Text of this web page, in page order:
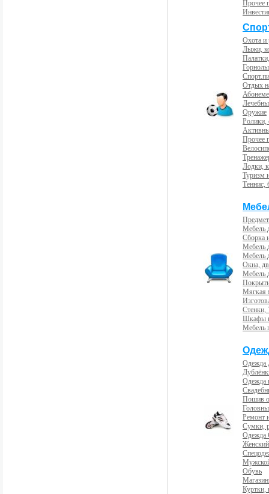
Прочее
Охота и
Лыжи,
Отдых
Оружие
Ролики,
Прочее
Лодки,
Туризм
Теннис,
Мебель
Сборка
Мебель
Мебель
Окна,
Мебель
Мягкая
Стенки,
Шкафы
Мебель
Одежда
Одежда
Пошив
Ремонт
Сумки,
Одежда
Обувь
Куртки,